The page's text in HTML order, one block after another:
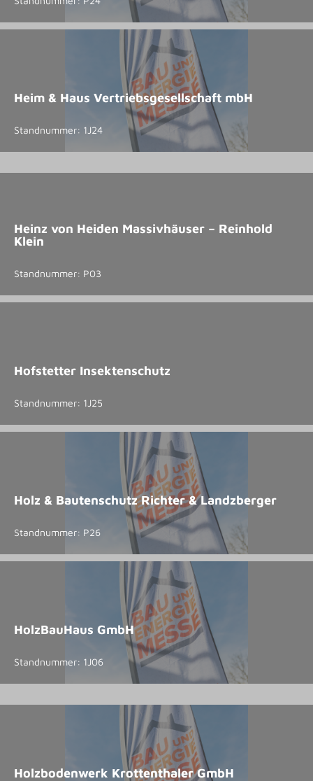
Heim & Haus Vertriebsgesellschaft mbH
Standnummer: 1J24
Heinz von Heiden Massivhäuser – Reinhold
Klein
Standnummer: P03
Hofstetter Insektenschutz
Standnummer: 1J25
Holz & Bautenschutz Richter & Landzberger
Standnummer: P26
HolzBauHaus GmbH
Standnummer: 1J06
Holzbodenwerk Krottenthaler GmbH